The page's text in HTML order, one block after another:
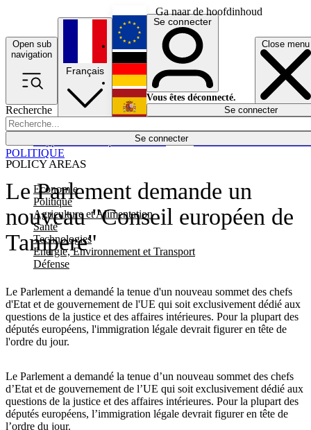
Ga naar de hoofdinhoud
Open sub
navigation
Close menu
Recherche
Se connecter
POLICY AREAS
Economie
Politique
Agriculture et Alimentation
Santé
Technologies
Energie, Environnement et Transport
Défense
Économie
Français
English
Deutsch
Español
Se connecter
Vous êtes déconnecté.
Se connecter
Le Parlement demande un
nouveau "Conseil européen de
Tampere"
Le Parlement a demandé la tenue d'un nouveau sommet des chefs
d'Etat et de gouvernement de l'UE qui soit exclusivement dédié aux
questions de la justice et des affaires intérieures. Pour la plupart des
députés européens, l'immigration légale devrait figurer en tête de
l'ordre du jour.
POLITIQUE
Le Parlement a demandé la tenue d’un nouveau sommet des chefs
d’Etat et de gouvernement de l’UE qui soit exclusivement dédié aux
questions de la justice et des affaires intérieures. Pour la plupart des
députés européens, l’immigration légale devrait figurer en tête de
l’ordre du jour.